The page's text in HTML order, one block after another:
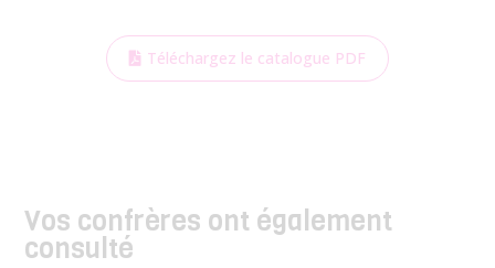
Téléchargez le catalogue PDF
Vos confrères ont également
consulté